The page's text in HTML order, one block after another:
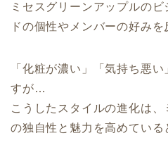
ミセスグリーンアップルの
ドの個性やメンバーの好みを
「化粧が濃い」「気持ち悪
すが…
こうしたスタイルの進化は
の独自性と魅力を高めている